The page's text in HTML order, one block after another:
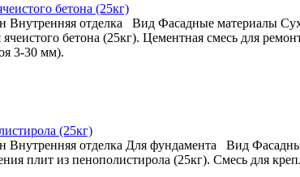
бетона (25кг)
Внутренняя отделка Вид Фасадные материалы
бетона (25кг). Цементная смесь для
3-30 мм).
(25кг)
Внутренняя отделка Для фундамента Вид
плит из пенополистирола (25кг). Смесь для